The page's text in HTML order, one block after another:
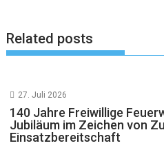
Related posts
27. Juli 2026
140 Jahre Freiwillige
Jubiläum im Zeichen von
Einsatzbereitschaft